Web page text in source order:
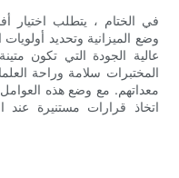
في الختام ، يتطلب اختيار
وضع الميزانية وتحديد
عالية الجودة التي تكون
المختبرات سلامة وراحة
معداتهم. مع وضع هذه العوامل
اتخاذ قرارات مستنيرة عند